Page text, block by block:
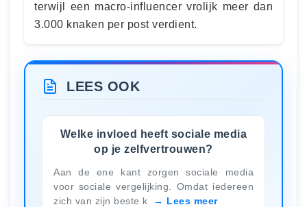
terwijl een macro-influencer vrolijk meer dan
3.000 knaken per post verdient.
LEES OOK
Welke invloed heeft sociale media
op je zelfvertrouwen?
Aan de ene kant zorgen sociale media
voor sociale vergelijking. Omdat iedereen
zich van zijn beste k
Lees meer